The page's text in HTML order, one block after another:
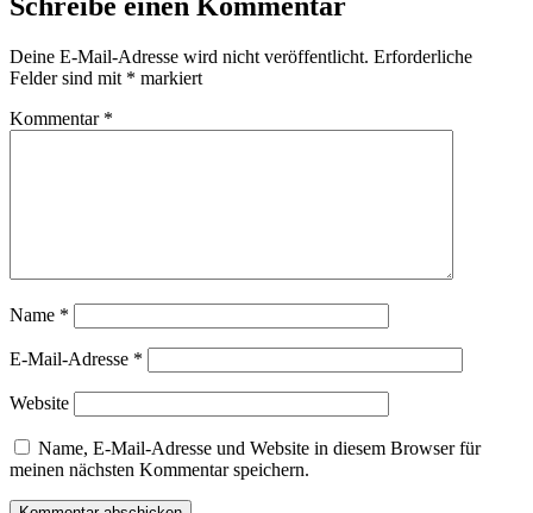
Deine E-Mail-Adresse wird nicht veröffentlicht. Erforderliche
Felder sind mit * markiert
Kommentar *
Name *
E-Mail-Adresse *
Website
Name, E-Mail-Adresse und Website in diesem Browser für
meinen nächsten Kommentar speichern.